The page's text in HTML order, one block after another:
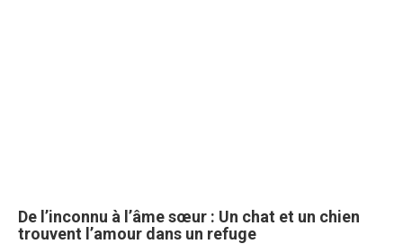
De l’inconnu à l’âme sœur : Un chat et un chien
trouvent l’amour dans un refuge